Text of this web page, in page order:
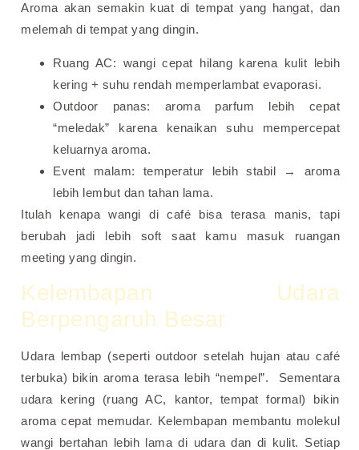
Aroma akan semakin kuat di tempat yang hangat, dan
melemah di tempat yang dingin.
Ruang AC: wangi cepat hilang karena kulit lebih
kering + suhu rendah memperlambat evaporasi.
Outdoor panas: aroma parfum lebih cepat
“meledak” karena kenaikan suhu mempercepat
keluarnya aroma.
Event malam: temperatur lebih stabil → aroma
lebih lembut dan tahan lama.
Itulah kenapa wangi di café bisa terasa manis, tapi
berubah jadi lebih soft saat kamu masuk ruangan
meeting yang dingin.
Kelembapan Udara
Berpengaruh Besar
Udara lembap (seperti outdoor setelah hujan atau café
terbuka) bikin aroma terasa lebih “nempel”. Sementara
udara kering (ruang AC, kantor, tempat formal) bikin
aroma cepat memudar. Kelembapan membantu molekul
wangi bertahan lebih lama di udara dan di kulit. Setiap